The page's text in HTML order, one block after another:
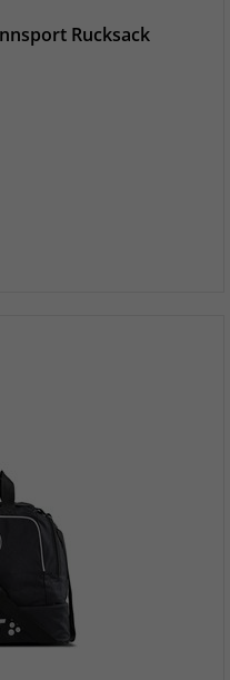
Rucksack